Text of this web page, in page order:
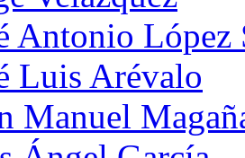
Antonio López
Luis Arévalo
Manuel